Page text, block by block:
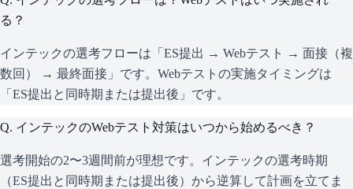
る？
インテックの選考フローは「ES提出 → Webテスト → 面接（複
数回） → 最終面接」です。Webテストの実施タイミングは
「ES提出と同時期または提出後」です。
Q. インテックのWebテスト対策はいつから始めるべき？
選考開始の2〜3週間前が理想です。インテックの選考時期
（ES提出と同時期または提出後）から逆算して計画を立てま